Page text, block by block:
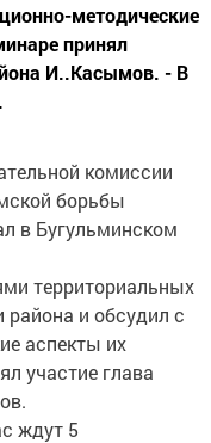
методические
принял
И..Касымов. - В
комиссии
борьбы
в Бугульминском
территориальных
района и обсудил с
аспекты их
участие глава
ждут 5